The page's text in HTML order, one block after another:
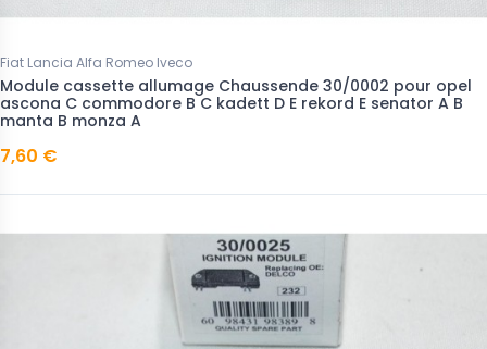
Fiat Lancia Alfa Romeo Iveco
Module cassette allumage Chaussende 30/0002 pour opel
ascona C commodore B C kadett D E rekord E senator A B
manta B monza A
7,60 €